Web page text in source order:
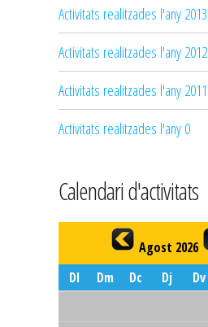
Activitats realitzades l'any 2013
Activitats realitzades l'any 2012
Activitats realitzades l'any 2011
Activitats realitzades l'any 0
Calendari d'activitats
Agost 2026
Dl
Dm Dc Dj Dv